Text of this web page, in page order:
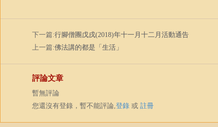
下一篇:行腳僧團戊戌(2018)年十一月十二月活動通告
上一篇:佛法講的都是「生活」
評論文章
暫無評論
您還沒有登錄，暫不能評論,登錄 或 註冊